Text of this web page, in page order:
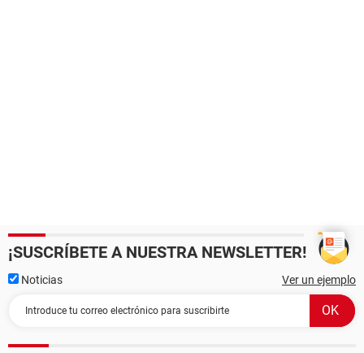
¡SUSCRÍBETE A NUESTRA NEWSLETTER!
Noticias Ver un ejemplo